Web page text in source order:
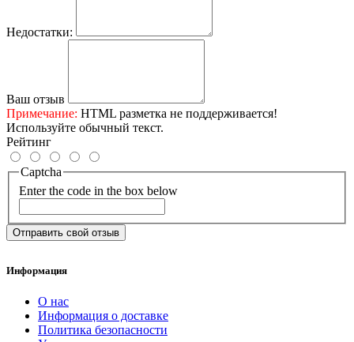
Недостатки:
Ваш отзыв
Примечание: HTML разметка не поддерживается!
Используйте обычный текст.
Рейтинг
Captcha
Enter the code in the box below
Отправить свой отзыв
Информация
О нас
Информация о доставке
Политика безопасности